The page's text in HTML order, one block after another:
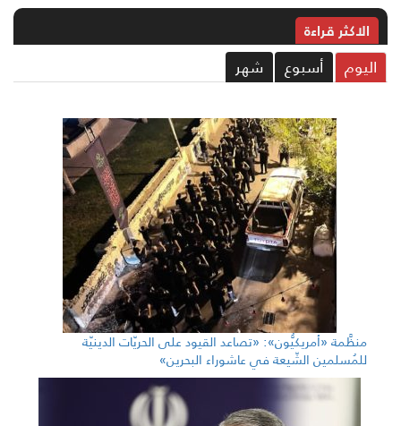
الاکثر قراءة
أسبوع شهر
منظَّمة «أمريكيُّون»: «تصاعد القيود على الحريّات الدينيّة
للمُسلمين الشّيعة في عاشوراء البحرين»